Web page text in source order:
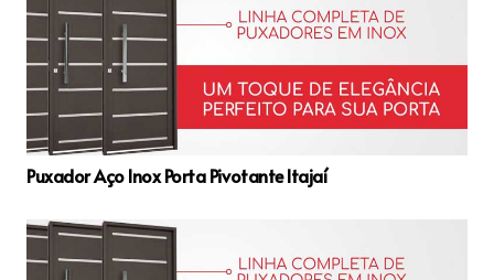
Puxador Aço Inox Porta Pivotante Itajaí